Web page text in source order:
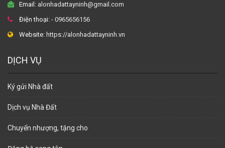
Email: alonhadattayninh@gmail.com
Điện thoại: - 0965656156
Website: https://alonhadattayninh.vn
DỊCH VỤ
Ký gửi Nhà đất
Dịch vụ Nhà Đất
Chuyển nhượng, tặng cho